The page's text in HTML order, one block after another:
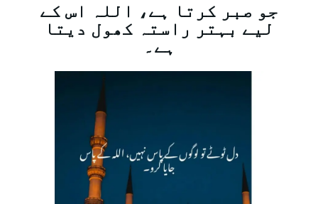
جو صبر کرتا ہے، اللہ اس کے
لیے بہتر راستہ کھول دیتا
ہے۔